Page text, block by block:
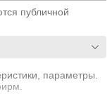
публичной
параметры.